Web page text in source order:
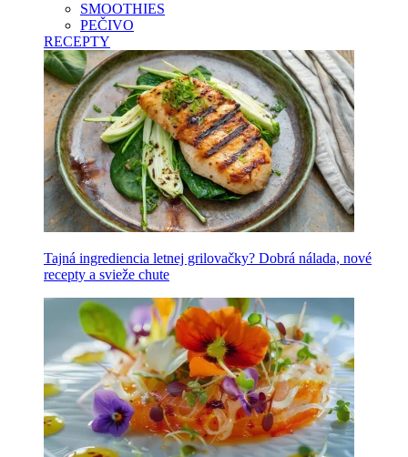
SMOOTHIES
PEČIVO
RECEPTY
Tajná ingrediencia letnej grilovačky? Dobrá nálada, nové
recepty a svieže chute